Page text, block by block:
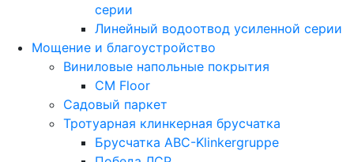
серии
Линейный водоотвод усиленной серии
Мощение и благоустройство
Виниловые напольные покрытия
CM Floor
Садовый паркет
Тротуарная клинкерная брусчатка
Брусчатка АВС-Klinkergruppe